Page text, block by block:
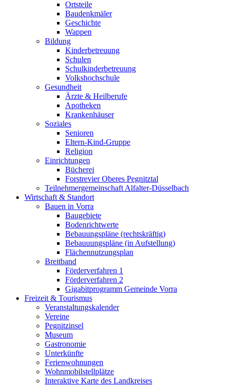
Ortsteile
Baudenkmäler
Geschichte
Wappen
Bildung
Kinderbetreuung
Schulen
Schulkinderbetreuung
Volkshochschule
Gesundheit
Ärzte & Heilberufe
Apotheken
Krankenhäuser
Soziales
Senioren
Eltern-Kind-Gruppe
Religion
Einrichtungen
Bücherei
Forstrevier Oberes Pegnitztal
Teilnehmergemeinschaft Alfalter-Düsselbach
Wirtschaft & Standort
Bauen in Vorra
Baugebiete
Bodenrichtwerte
Bebauungspläne (rechtskräftig)
Bebauuungspläne (in Aufstellung)
Flächennutzungsplan
Breitband
Förderverfahren 1
Förderverfahren 2
Gigabitprogramm Gemeinde Vorra
Freizeit & Tourismus
Veranstaltungskalender
Vereine
Pegnitzinsel
Museum
Gastronomie
Unterkünfte
Ferienwohnungen
Wohnmobilstellplätze
Interaktive Karte des Landkreises